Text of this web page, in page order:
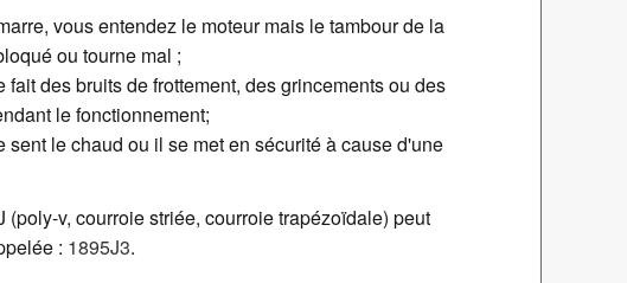
vous entendez le moteur mais le tambour de la
ou tourne mal ;
fait des bruits de frottement, des grincements ou des
le fonctionnement;
sent le chaud ou il se met en sécurité à cause d'une
(poly-v, courroie striée, courroie trapézoïdale) peut
: 1895J3.